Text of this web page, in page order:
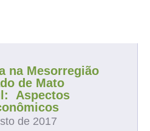
na Mesorregião
de Mato
Aspectos
de 2017